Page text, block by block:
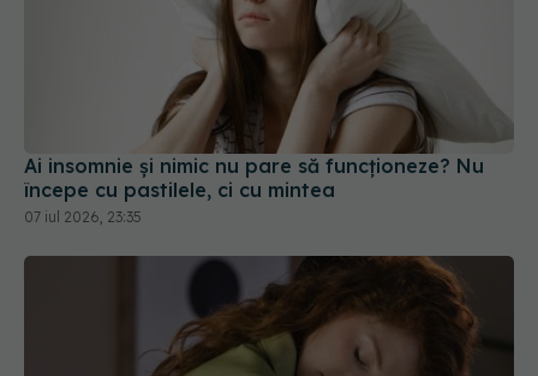
Ai insomnie și nimic nu pare să funcționeze? Nu
începe cu pastilele, ci cu mintea
07 iul 2026, 23:35